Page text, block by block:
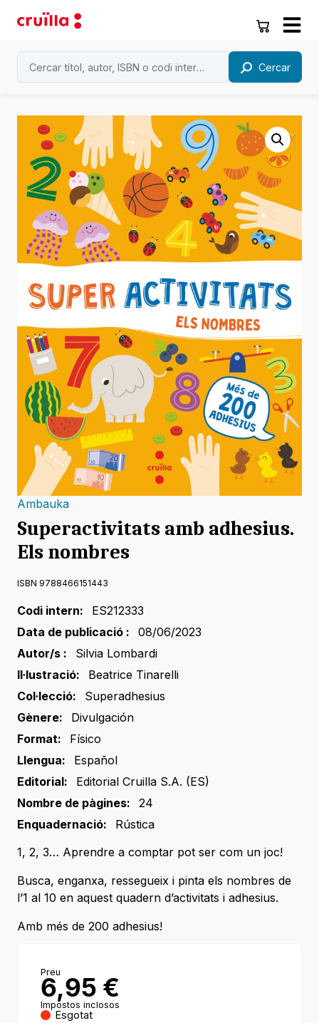
Cercar
Ambauka
Superactivitats amb adhesius.
Els nombres
ISBN 9788466151443
Codi intern:
ES212333
Data de publicació :
08/06/2023
Autor/s :
Silvia Lombardi
Il·lustració:
Beatrice Tinarelli
Col·lecció:
Superadhesius
Gènere:
Divulgación
Format:
Físico
Llengua:
Español
Editorial:
Editorial Cruilla S.A. (ES)
Nombre de pàgines:
24
Enquadernació:
Rústica
1, 2, 3… Aprendre a comptar pot ser com un joc!
Busca, enganxa, ressegueix i pinta els nombres de
l’1 al 10 en aquest quadern d’activitats i adhesius.
Amb més de 200 adhesius!
Preu
6,95 €
Impostos inclosos
Esgotat